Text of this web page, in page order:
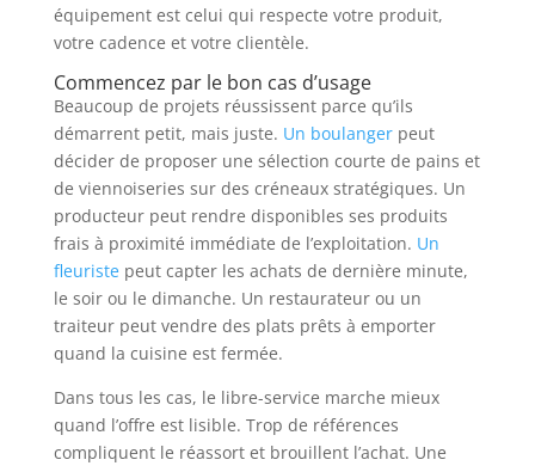
équipement est celui qui respecte votre produit,
votre cadence et votre clientèle.
Commencez par le bon cas d’usage
Beaucoup de projets réussissent parce qu’ils
démarrent petit, mais juste. Un boulangerpeut
décider de proposer une sélection courte de pains et
de viennoiseries sur des créneaux stratégiques. Un
producteur peut rendre disponibles ses produits
frais à proximité immédiate de l’exploitation. Un
fleuristepeut capter les achats de dernière minute,
le soir ou le dimanche. Un restaurateur ou un
traiteur peut vendre des plats prêts à emporter
quand la cuisine est fermée.
Dans tous les cas, le libre-service marche mieux
quand l’offre est lisible. Trop de références
compliquent le réassort et brouillent l’achat. Une